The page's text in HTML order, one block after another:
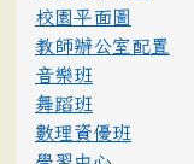
校園平面圖
教師辦公室配置
音樂班
舞蹈班
數理資優班